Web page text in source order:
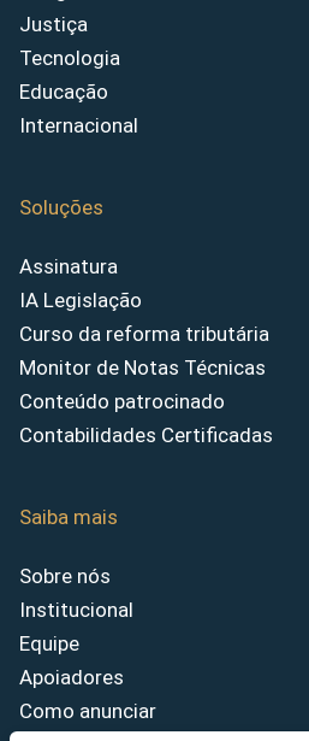
Justiça
Tecnologia
Educação
Internacional
Soluções
Assinatura
IA Legislação
Curso da reforma tributária
Monitor de Notas Técnicas
Conteúdo patrocinado
Contabilidades Certificadas
Saiba mais
Sobre nós
Institucional
Equipe
Apoiadores
Como anunciar